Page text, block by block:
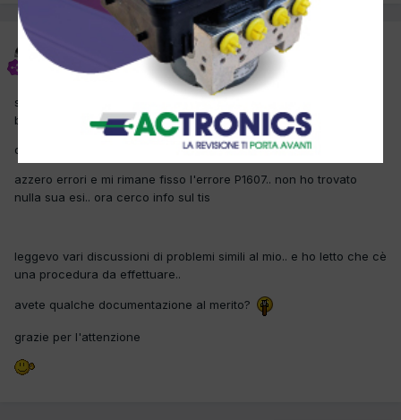
Inviato 13 Marzo 2012
salve a tutti.. come da oggetto.. ho questa car in officina con una
bella F fissa nel quadro strumento..
diagnosticata e mi da cambio bloccato..
azzero errori e mi rimane fisso l'errore P1607.. non ho trovato
nulla sua esi.. ora cerco info sul tis
leggevo vari discussioni di problemi simili al mio.. e ho letto che cè
una procedura da effettuare..
avete qualche documentazione al merito?
grazie per l'attenzione